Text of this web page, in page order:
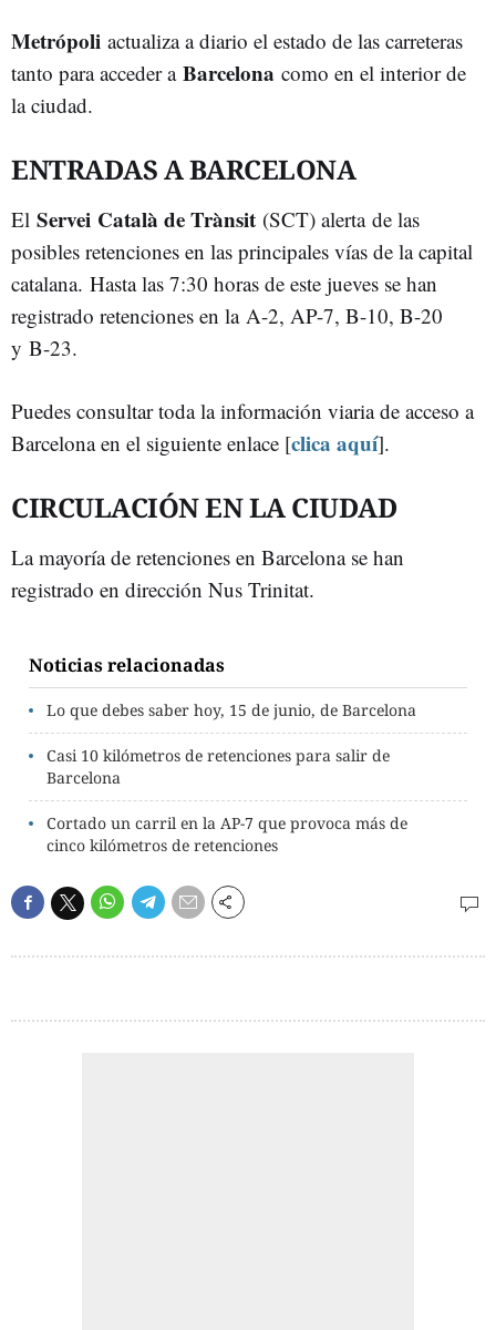
Metrópoli actualiza a diario el estado de las carreteras
tanto para acceder a Barcelona como en el interior de
la ciudad.
ENTRADAS A BARCELONA
El Servei Català de Trànsit (SCT) alerta de las
posibles retenciones en las principales vías de la capital
catalana. Hasta las 7:30 horas de este jueves se han
registrado retenciones en la A-2, AP-7, B-10, B-20
y B-23.
Puedes consultar toda la información viaria de acceso a
Barcelona en el siguiente enlace [clica aquí].
CIRCULACIÓN EN LA CIUDAD
La mayoría de retenciones en Barcelona se han
registrado en dirección Nus Trinitat.
Noticias relacionadas
Lo que debes saber hoy, 15 de junio, de Barcelona
Casi 10 kilómetros de retenciones para salir de
Barcelona
Cortado un carril en la AP-7 que provoca más de
cinco kilómetros de retenciones